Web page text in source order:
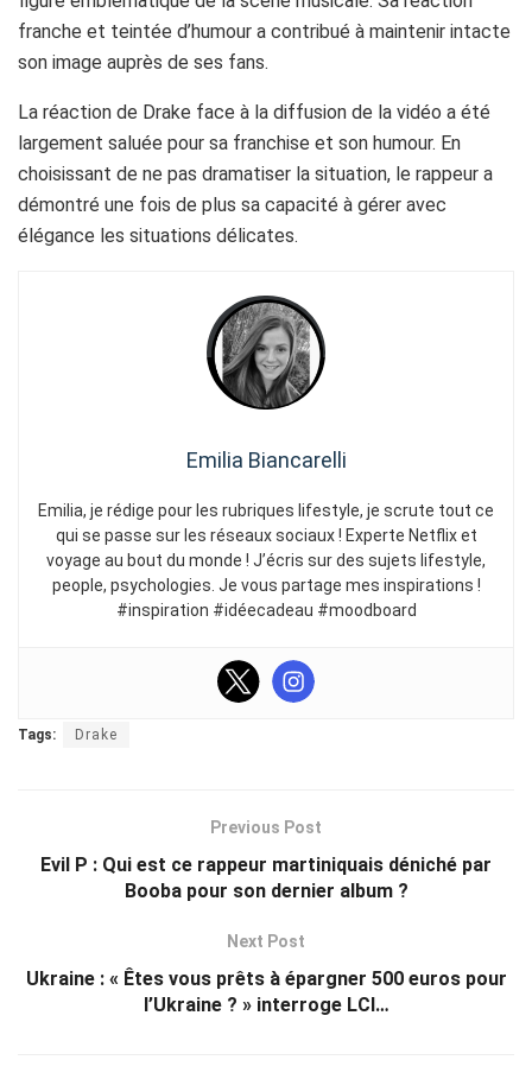
franche et teintée d’humour a contribué à maintenir intacte
son image auprès de ses fans.
La réaction de Drake face à la diffusion de la vidéo a été
largement saluée pour sa franchise et son humour. En
choisissant de ne pas dramatiser la situation, le rappeur a
démontré une fois de plus sa capacité à gérer avec
élégance les situations délicates.
Emilia Biancarelli
Emilia, je rédige pour les rubriques lifestyle, je scrute tout ce
qui se passe sur les réseaux sociaux ! Experte Netflix et
voyage au bout du monde ! J’écris sur des sujets lifestyle,
people, psychologies. Je vous partage mes inspirations !
#inspiration #idéecadeau #moodboard
Tags: Drake
Previous Post
Evil P : Qui est ce rappeur martiniquais déniché par
Booba pour son dernier album ?
Next Post
Ukraine : « Êtes vous prêts à épargner 500 euros pour
l’Ukraine ? » interroge LCI…